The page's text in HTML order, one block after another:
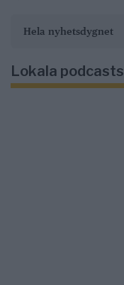
Hela nyhetsdygnet
Lokala podcasts